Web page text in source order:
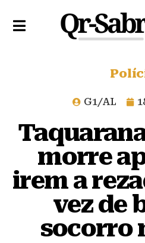
G1/AL
morre
irem a
vez de
socorro